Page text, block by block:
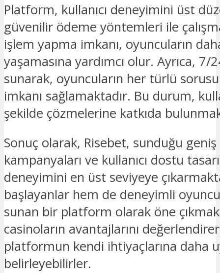
Platform, kullanıcı deneyimini üst
güvenilir ödeme yöntemleri ile
işlem yapma imkanı, oyuncuların
yaşamasına yardımcı olur. Ayrıca,
sunarak, oyuncuların her türlü
imkanı sağlamaktadır. Bu durum,
şekilde çözmelerine katkıda
Sonuç olarak, Risebet, sunduğu
kampanyaları ve kullanıcı dostu
deneyimini en üst seviyeye
başlayanlar hem de deneyimli
sunan bir platform olarak öne
casinoların avantajlarını
platformun kendi ihtiyaçlarına daha
belirleyebilirler.